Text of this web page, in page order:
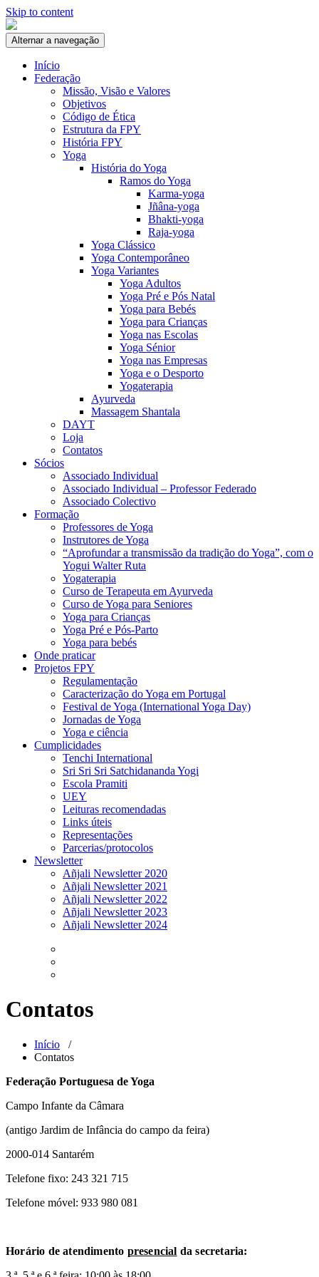
Skip to content
Alternar a navegação
Início
Federação
Missão, Visão e Valores
Objetivos
Código de Ética
Estrutura da FPY
História FPY
Yoga
História do Yoga
Ramos do Yoga
Karma-yoga
Jñâna-yoga
Bhakti-yoga
Raja-yoga
Yoga Clássico
Yoga Contemporâneo
Yoga Variantes
Yoga Adultos
Yoga Pré e Pós Natal
Yoga para Bebés
Yoga para Crianças
Yoga nas Escolas
Yoga Sénior
Yoga nas Empresas
Yoga e o Desporto
Yogaterapia
Ayurveda
Massagem Shantala
DAYT
Loja
Contatos
Sócios
Associado Individual
Associado Individual – Professor Federado
Associado Colectivo
Formação
Professores de Yoga
Instrutores de Yoga
“Aprofundar a transmissão da tradição do Yoga”, com o
Yogui Walter Ruta
Yogaterapia
Curso de Terapeuta em Ayurveda
Curso de Yoga para Seniores
Yoga para Crianças
Yoga Pré e Pós-Parto
Yoga para bebés
Onde praticar
Projetos FPY
Regulamentação
Caracterização do Yoga em Portugal
Festival de Yoga (International Yoga Day)
Jornadas de Yoga
Yoga e ciência
Cumplicidades
Tenchi International
Sri Sri Sri Satchidananda Yogi
Escola Pramiti
UEY
Leituras recomendadas
Links úteis
Representações
Parcerias/protocolos
Newsletter
Añjali Newsletter 2020
Añjali Newsletter 2021
Añjali Newsletter 2022
Añjali Newsletter 2023
Añjali Newsletter 2024
Contatos
Início /
Contatos
Federação Portuguesa de Yoga
Campo Infante da Câmara
(antigo Jardim de Infância do campo da feira)
2000-014 Santarém
Telefone fixo: 243 321 715
Telefone móvel: 933 980 081
Horário de atendimento presencial da secretaria: